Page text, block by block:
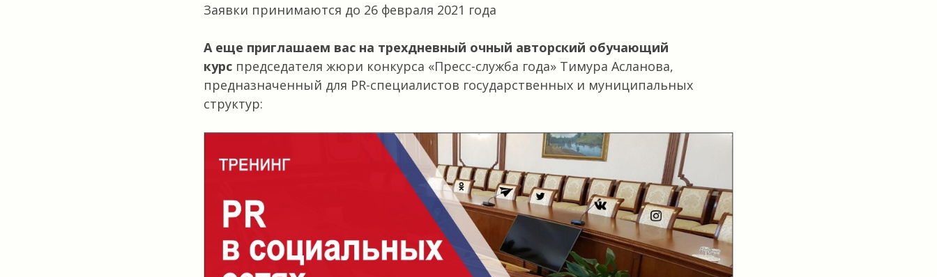
Заявки принимаются до 26 февраля 2021 года
А еще приглашаем вас на трехдневный очный авторский обучающий
курс председателя жюри конкурса «Пресс-служба года» Тимура Асланова,
предназначенный для PR-специалистов государственных и муниципальных
структур: